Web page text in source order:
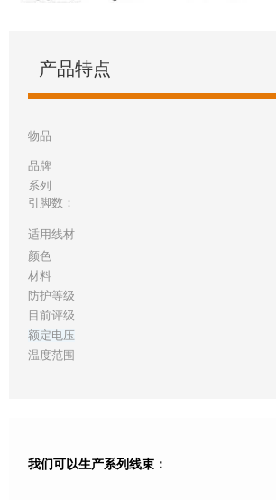
产品特点
物品
品牌
系列
引脚数：
适用线材
颜色
材料
防护等级
目前评级
额定电压
温度范围
我们可以生产系列线束：